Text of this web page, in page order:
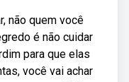
não quem você
é não cuidar
para que elas
você vai achar